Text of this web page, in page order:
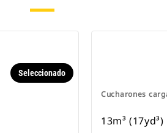
Seleccionado
Cucharones
13m³ (17yd³)